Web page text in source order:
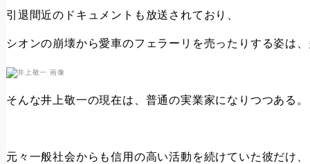
引退間近のドキュメントも放送されており、
シオンの崩壊から愛車のフェラーリを売ったりする姿は
そんな井上敬一の現在は、普通の実業家になりつつある。
元々一般社会からも信用の高い活動を続けていた彼だけ、